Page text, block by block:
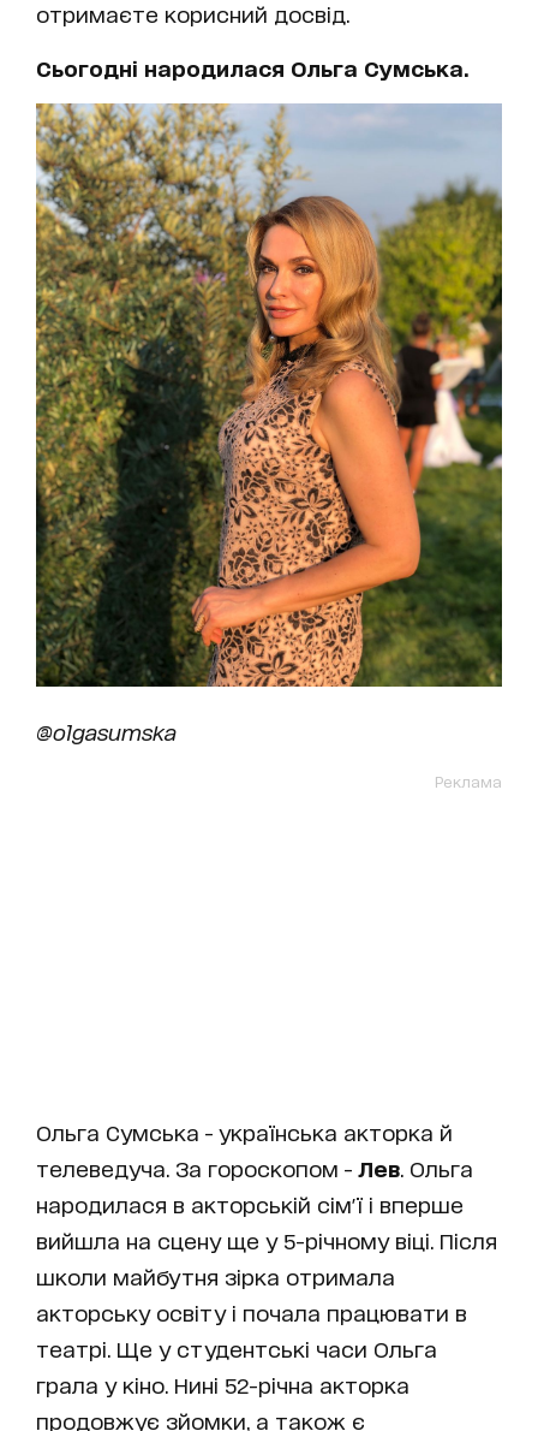
отримаєте корисний досвід.
Сьогодні народилася Ольга Сумська.
@olgasumska
Реклама
Ольга Сумська - українська акторка й
телеведуча. За гороскопом - Лев . Ольга
народилася в акторській сім'ї і вперше
вийшла на сцену ще у 5-річному віці. Після
школи майбутня зірка отримала
акторську освіту і почала працювати в
театрі. Ще у студентські часи Ольга
грала у кіно. Нині 52-річна акторка
продовжує зйомки, а також є